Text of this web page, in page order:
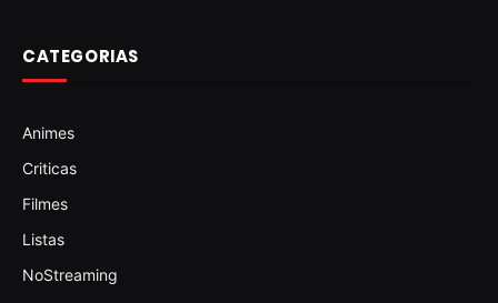
CATEGORIAS
Animes
Criticas
Filmes
Listas
NoStreaming